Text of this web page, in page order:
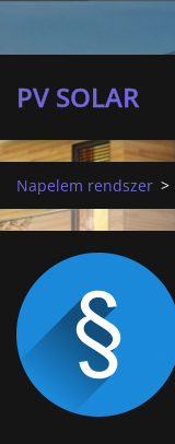
PV SOLAR
Napelem rendszer >